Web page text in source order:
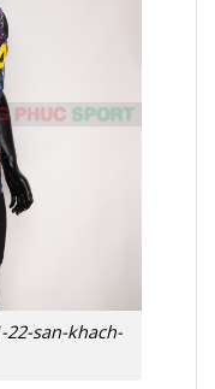
san-khach-